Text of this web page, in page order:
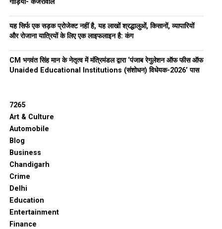
गाड़ियां- केजरीवाल
यह सिर्फ एक सड़क प्रोजेक्ट नहीं है, यह लाखों श्रद्धालुओं, किसानों, व्यापारियों
और रोजाना यात्रियों के लिए एक लाइफलाइन है: कंग
CM भगवंत सिंह मान के नेतृत्व में मंत्रिमंडल द्वारा ‘पंजाब रेगुलेशन ऑफ फीस ऑफ
Unaided Educational Institutions (संशोधन) विधेयक-2026’ पास
7265
Art & Culture
Automobile
Blog
Business
Chandigarh
Crime
Delhi
Education
Entertainment
Finance